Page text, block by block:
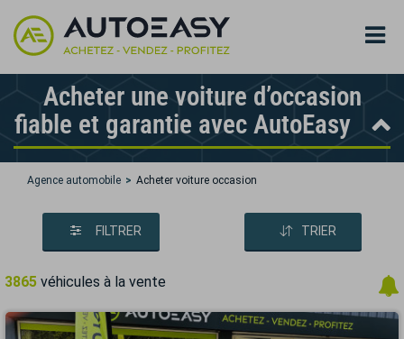
Acheter une voiture d’occasion
fiable et garantie avec AutoEasy
Agence automobile Acheter voiture occasion
FILTRER TRIER
3865 véhicules à la vente